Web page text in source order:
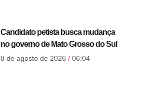
Candidato petista busca mudança
no governo de Mato Grosso do Sul
8 de agosto de 2026 06:04